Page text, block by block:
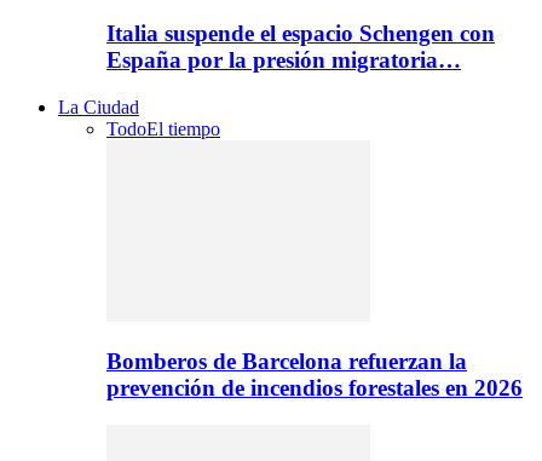
Italia suspende el espacio Schengen con
España por la presión migratoria…
La Ciudad
TodoEl tiempo
Bomberos de Barcelona refuerzan la
prevención de incendios forestales en 2026